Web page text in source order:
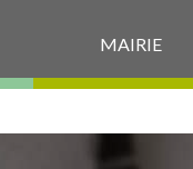
MAIRIE